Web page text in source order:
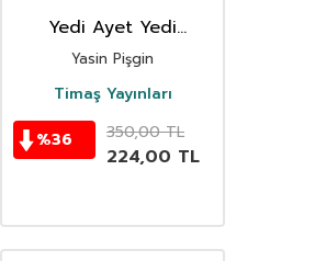
Yedi Ayet Yedi
Şahsiyet
Yasin Pişgin
Timaş Yayınları
%36 350,00TL
224,00 TL